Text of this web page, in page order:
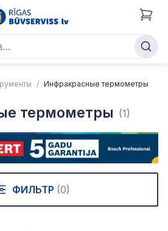
Инфракрасные термометры
термометры (1)
ФИЛЬТР (0)